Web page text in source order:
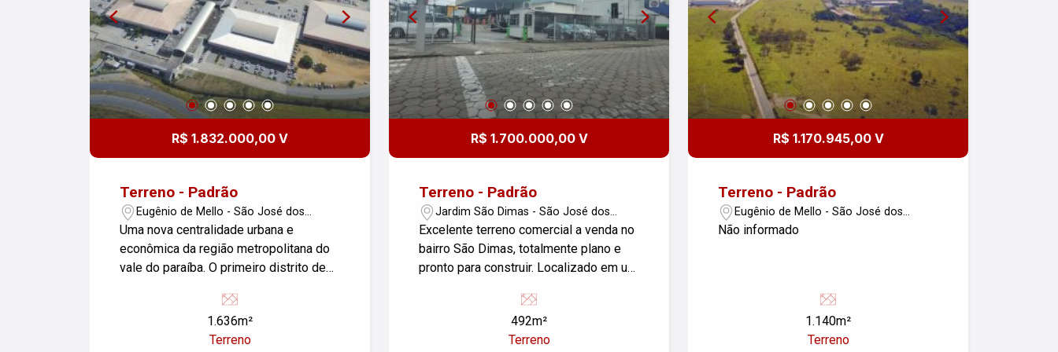
R$ 1.832.000,00 V
Terreno - Padrão
Eugênio de Mello - São José dos
Campos/SP
Uma nova centralidade urbana e
econômica da região metropolitana do
vale do paraíba. O primeiro distrito de
loteamento, totalmente integrado ao
parque tecnológico , com terrenos e
áreas voltadas para industrias,
1.636m²
Terreno
R$ 1.700.000,00 V
Terreno - Padrão
Jardim São Dimas - São José dos
Campos/SP
Excelente terreno comercial a venda no
bairro São Dimas, totalmente plano e
pronto para construir. Localizado em um
Paraibuna, de grande movimento e
comércios.Fácil acesso a Dutra e Anel
492m²
Terreno
R$ 1.170.945,00 V
Terreno - Padrão
Eugênio de Mello - São José dos
Campos/SP
Não informado
1.140m²
Terreno